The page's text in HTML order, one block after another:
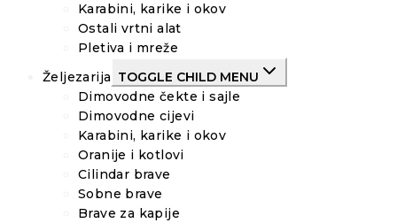
Karabini, karike i okov
Ostali vrtni alat
Pletiva i mreže
Željezarija TOGGLE CHILD MENU
Dimovodne čekte i sajle
Dimovodne cijevi
Karabini, karike i okov
Oranije i kotlovi
Cilindar brave
Sobne brave
Brave za kapije